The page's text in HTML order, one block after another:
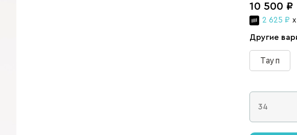
10 500 ₽
2 625 ₽
Другие
Тауп